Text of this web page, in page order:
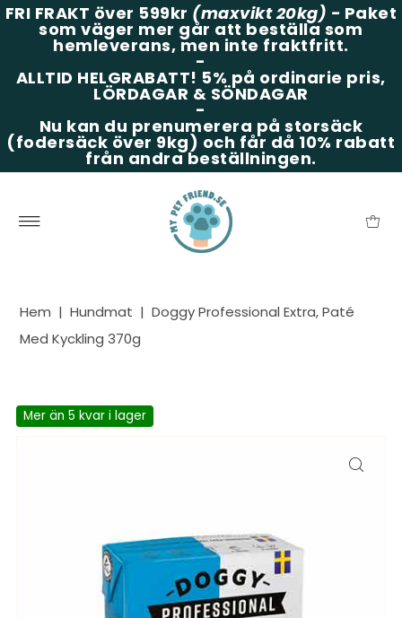
FRI FRAKT över 599kr (maxvikt 20kg) - Paket
som väger mer går att beställa som
hemleverans, men inte fraktfritt.
-
ALLTID HELGRABATT! 5% på ordinarie pris,
LÖRDAGAR & SÖNDAGAR
-
Nu kan du prenumerera på storsäck
(fodersäck över 9kg) och får då 10% rabatt
från andra beställningen.
Hem | Hundmat | Doggy Professional Extra, Paté
Med Kyckling 370g
Mer än 5 kvar i lager